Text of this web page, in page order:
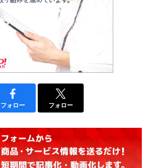
フォロー フォロー